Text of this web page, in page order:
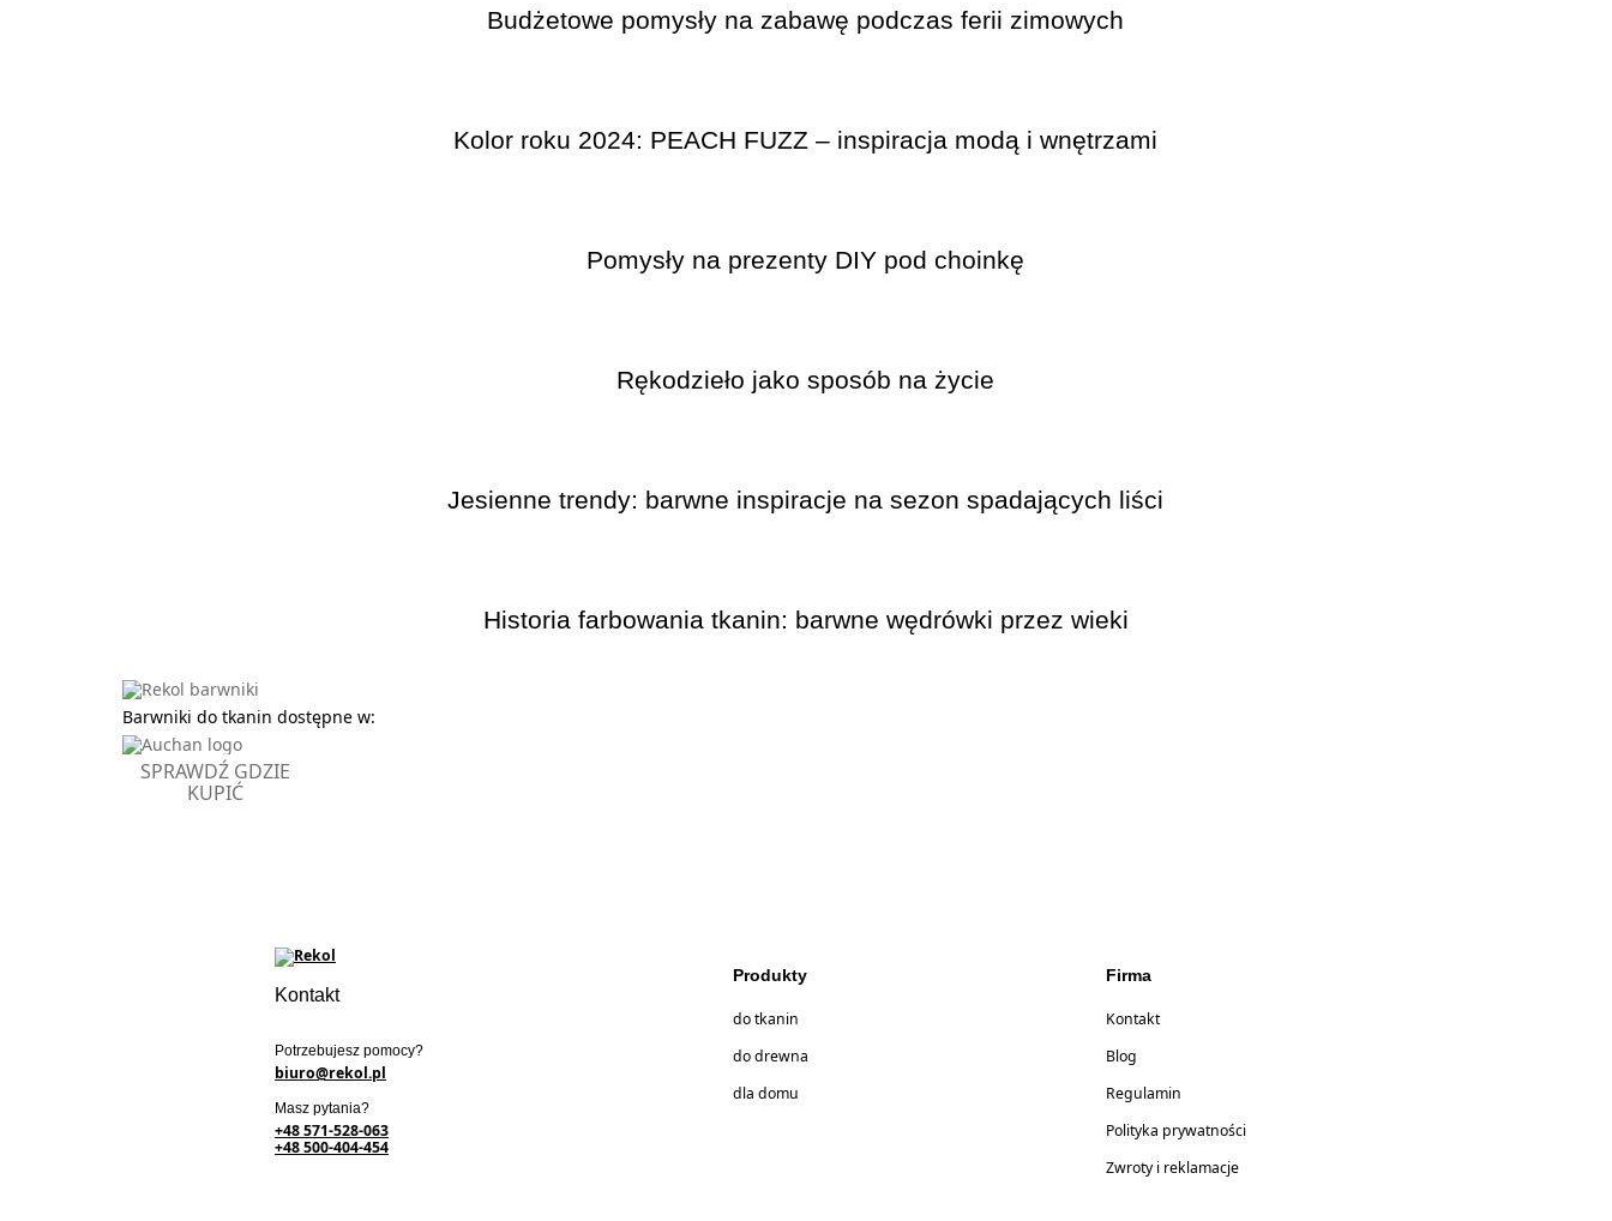
Budżetowe pomysły na zabawę podczas ferii zimowych
Kolor roku 2024: PEACH FUZZ – inspiracja modą i wnętrzami
Pomysły na prezenty DIY pod choinkę
Rękodzieło jako sposób na życie
Jesienne trendy: barwne inspiracje na sezon spadających liści
Historia farbowania tkanin: barwne wędrówki przez wieki
Barwniki do tkanin dostępne w:
SPRAWDŹ GDZIE
KUPIĆ
Kontakt
Potrzebujesz pomocy?
biuro@rekol.pl
Masz pytania?
+48 571-528-063
+48 500-404-454
Produkty
do tkanin
do drewna
dla domu
Firma
Kontakt
Blog
Regulamin
Polityka prywatności
Zwroty i reklamacje